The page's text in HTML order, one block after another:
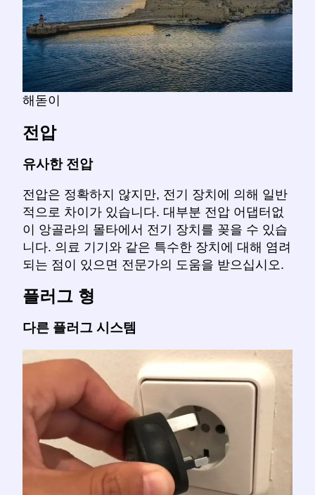
해돋이
전압
유사한 전압
전압은 정확하지 않지만, 전기 장치에 의해 일반
적으로 차이가 있습니다. 대부분 전압 어댑터없
이 앙골라의 몰타에서 전기 장치를 꽂을 수 있습
니다. 의료 기기와 같은 특수한 장치에 대해 염려
되는 점이 있으면 전문가의 도움을 받으십시오.
플러그 형
다른 플러그 시스템